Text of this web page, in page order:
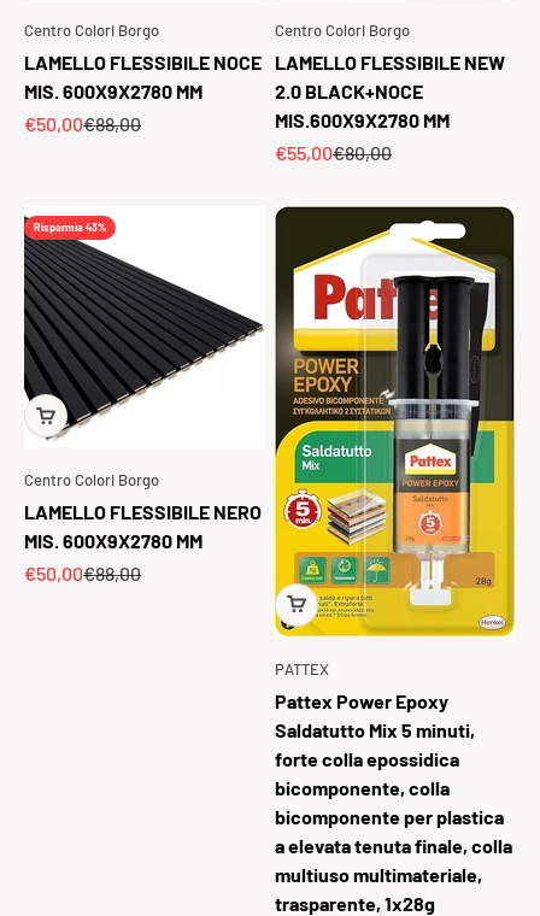
Centro Colori Borgo
LAMELLO FLESSIBILE NOCE
MIS. 600X9X2780 MM
Prezzo scontato
€50,00Prezzo
€88,00
Centro Colori Borgo
LAMELLO FLESSIBILE NEW
2.0 BLACK+NOCE
MIS.600X9X2780 MM
Prezzo scontato
€55,00Prezzo
€80,00
Risparmia 43%
Centro Colori Borgo
LAMELLO FLESSIBILE NERO
MIS. 600X9X2780 MM
Prezzo scontato
€50,00Prezzo
€88,00
PATTEX
Pattex Power Epoxy
Saldatutto Mix 5 minuti,
forte colla epossidica
bicomponente, colla
bicomponente per plastica
a elevata tenuta finale, colla
multiuso multimateriale,
trasparente, 1x28g